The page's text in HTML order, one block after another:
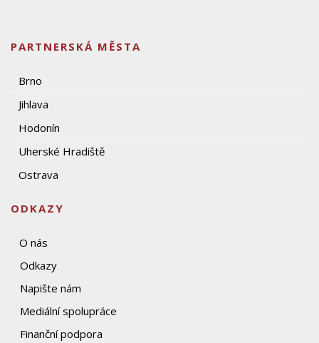
PARTNERSKÁ MĚSTA
Brno
Jihlava
Hodonín
Uherské Hradiště
Ostrava
ODKAZY
O nás
Odkazy
Napište nám
Mediální spolupráce
Finanční podpora